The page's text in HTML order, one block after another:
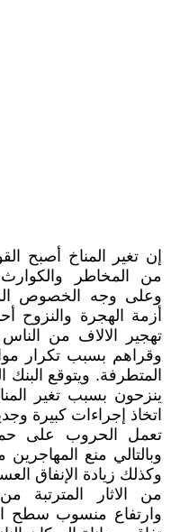
إن تغير المناخ أصبح
من المخاطر
وعلى وجه الخصوص
أزمة الهجرة والنزوح
تهجير الالاف من
وقراهم بسبب تكرار
اتخاذ إجراءات كبيرة
تعمل الحروب على
وبالتالي منع
وكذلك زيادة الإنفاق
من الاثار المترتبة
وارتفاع منسوب سطح